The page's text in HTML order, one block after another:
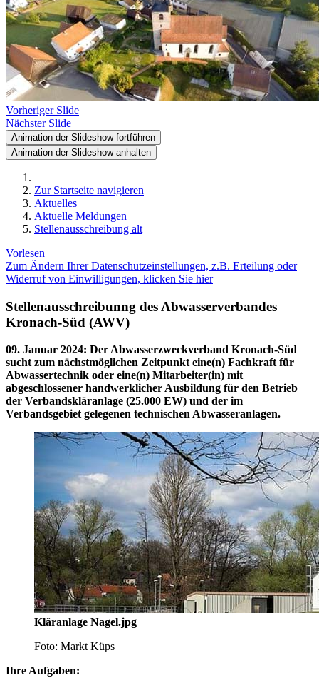
Vorheriger Slide
Nächster Slide
Animation der Slideshow fortführen
Animation der Slideshow anhalten
Zur Startseite navigieren
Aktuelles
Aktuelle Meldungen
Stellenausschreibung alt
Vorlesen
Zum Ändern Ihrer Datenschutzeinstellungen, z.B. Erteilung oder
Widerruf von Einwilligungen, klicken Sie hier
Stellenausschreibunng des Abwasserverbandes
Kronach-Süd (AWV)
09. Januar 2024: Der Abwasserzweckverband Kronach-Süd
sucht zum nächstmöglichen Zeitpunkt eine(n) Fachkraft für
Abwassertechnik oder eine(n) Mitarbeiter(in) mit
abgeschlossener handwerklicher Ausbildung für den Betrieb
der Verbandskläranlage (25.000 EW) und der im
Verbandsgebiet gelegenen technischen Abwasseranlagen.
Kläranlage Nagel.jpg
Foto: Markt Küps
Ihre Aufgaben: